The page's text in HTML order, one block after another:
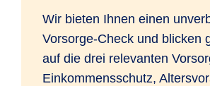
Wir bieten Ihnen einen
Vorsorge-Check und blicken
auf die drei relevanten
Einkommensschutz,